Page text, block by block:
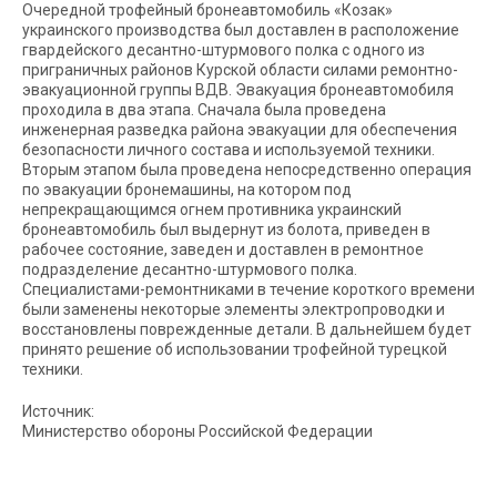
Очередной трофейный бронеавтомобиль «Козак»
украинского производства был доставлен в расположение
гвардейского десантно-штурмового полка с одного из
приграничных районов Курской области силами ремонтно-
эвакуационной группы ВДВ. Эвакуация бронеавтомобиля
проходила в два этапа. Сначала была проведена
инженерная разведка района эвакуации для обеспечения
безопасности личного состава и используемой техники.
Вторым этапом была проведена непосредственно операция
по эвакуации бронемашины, на котором под
непрекращающимся огнем противника украинский
бронеавтомобиль был выдернут из болота, приведен в
рабочее состояние, заведен и доставлен в ремонтное
подразделение десантно-штурмового полка.
Специалистами-ремонтниками в течение короткого времени
были заменены некоторые элементы электропроводки и
восстановлены поврежденные детали. В дальнейшем будет
принято решение об использовании трофейной турецкой
техники.
Источник:
Министерство обороны Российской Федерации